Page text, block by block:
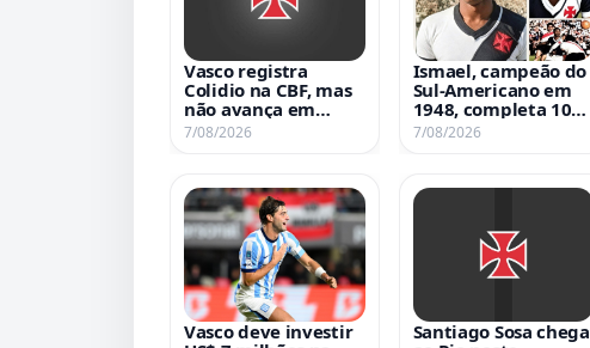
Vasco registra
Colidio na CBF, mas
não avança em
negociação por Sosa
7/08/2026
Ismael, campeão do
Sul-Americano em
1948, completa 105
anos de nascimento
7/08/2026
Vasco deve investir
Santiago Sosa chega